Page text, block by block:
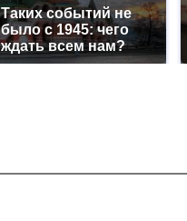
Таких событий не
было с 1945: чего
ждать всем нам?